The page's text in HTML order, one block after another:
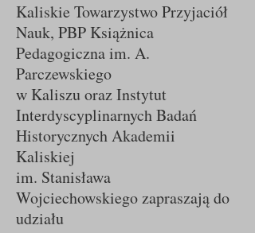
Kaliskie Towarzystwo Przyjaciół
Nauk, PBP Książnica
Pedagogiczna im. A.
Parczewskiego
w Kaliszu oraz Instytut
Interdyscyplinarnych Badań
Historycznych Akademii
Kaliskiej
im. Stanisława
Wojciechowskiego zapraszają do
udziału